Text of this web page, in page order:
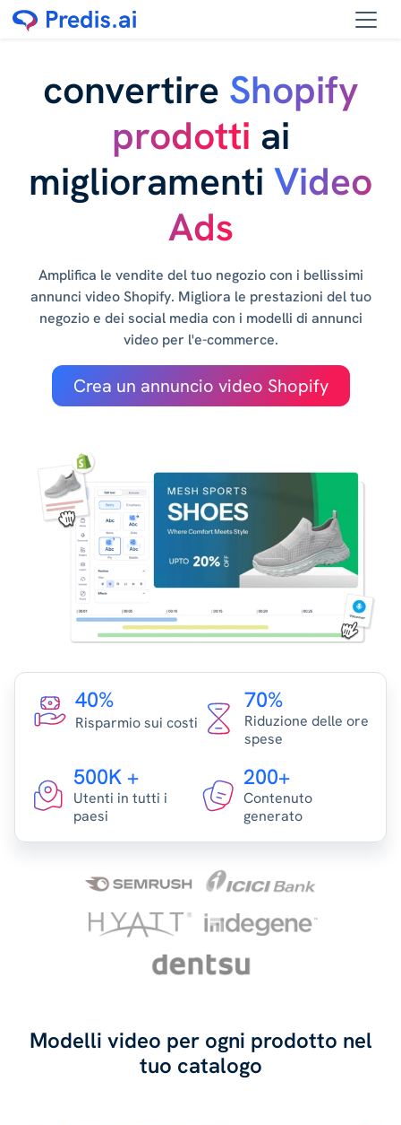
convertire Shopify
prodotti ai
miglioramenti Video
Ads
Amplifica le vendite del tuo negozio con i bellissimi
annunci video Shopify. Migliora le prestazioni del tuo
negozio e dei social media con i modelli di annunci
video per l'e-commerce.
Crea un annuncio video Shopify
40%
Risparmio sui costi
70%
Riduzione delle ore
spese
500K +
Utenti in tutti i
paesi
200+
Contenuto
generato
Modelli video per ogni prodotto nel
tuo catalogo